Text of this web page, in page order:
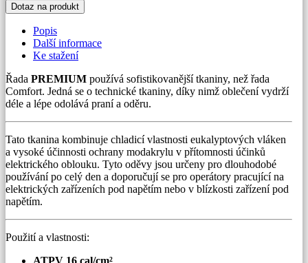
(oranžová)
Dotaz na produkt
Popis
Další informace
Ke stažení
Řada PREMIUM používá sofistikovanější tkaniny, než řada
Comfort. Jedná se o technické tkaniny, díky nimž oblečení vydrží
déle a lépe odolává praní a oděru.
Tato tkanina kombinuje chladicí vlastnosti eukalyptových vláken
a vysoké účinnosti ochrany modakrylu v přítomnosti účinků
elektrického oblouku. Tyto oděvy jsou určeny pro dlouhodobé
používání po celý den a doporučují se pro operátory pracující na
elektrických zařízeních pod napětím nebo v blízkosti zařízení pod
napětím.
Použití a vlastnosti:
ATPV 16 cal/cm²